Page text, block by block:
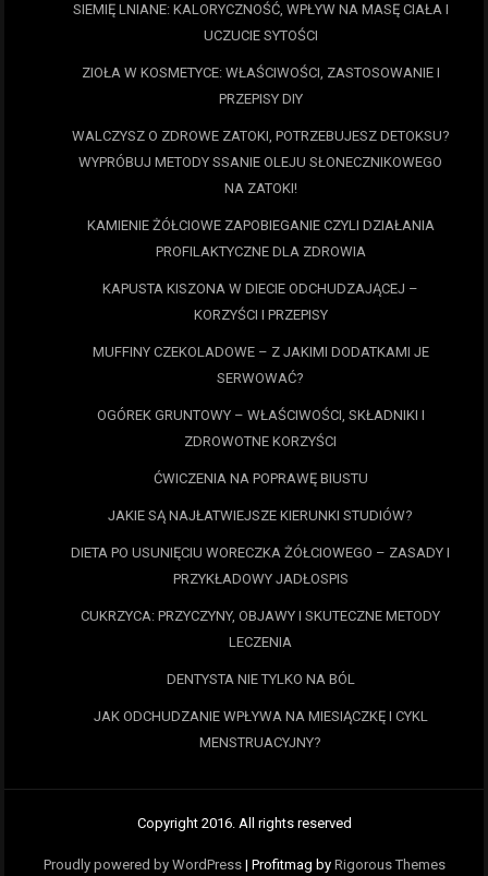
SIEMIĘ LNIANE: KALORYCZNOŚĆ, WPŁYW NA MASĘ CIAŁA I
UCZUCIE SYTOŚCI
ZIOŁA W KOSMETYCE: WŁAŚCIWOŚCI, ZASTOSOWANIE I
PRZEPISY DIY
WALCZYSZ O ZDROWE ZATOKI, POTRZEBUJESZ DETOKSU?
WYPRÓBUJ METODY SSANIE OLEJU SŁONECZNIKOWEGO
NA ZATOKI!
KAMIENIE ŻÓŁCIOWE ZAPOBIEGANIE CZYLI DZIAŁANIA
PROFILAKTYCZNE DLA ZDROWIA
KAPUSTA KISZONA W DIECIE ODCHUDZAJĄCEJ –
KORZYŚCI I PRZEPISY
MUFFINY CZEKOLADOWE – Z JAKIMI DODATKAMI JE
SERWOWAĆ?
OGÓREK GRUNTOWY – WŁAŚCIWOŚCI, SKŁADNIKI I
ZDROWOTNE KORZYŚCI
ĆWICZENIA NA POPRAWĘ BIUSTU
JAKIE SĄ NAJŁATWIEJSZE KIERUNKI STUDIÓW?
DIETA PO USUNIĘCIU WORECZKA ŻÓŁCIOWEGO – ZASADY I
PRZYKŁADOWY JADŁOSPIS
CUKRZYCA: PRZYCZYNY, OBJAWY I SKUTECZNE METODY
LECZENIA
DENTYSTA NIE TYLKO NA BÓL
JAK ODCHUDZANIE WPŁYWA NA MIESIĄCZKĘ I CYKL
MENSTRUACYJNY?
Copyright 2016. All rights reserved
Proudly powered by WordPress | Profitmag by Rigorous Themes